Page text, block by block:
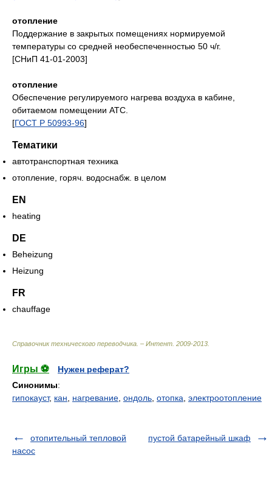
отопление
Поддержание в закрытых помещениях нормируемой
температуры со средней необеспеченностью 50 ч/г.
[СНиП 41-01-2003]
отопление
Обеспечение регулируемого нагрева воздуха в кабине,
обитаемом помещении АТС.
[ГОСТ Р 50993-96]
Тематики
автотранспортная техника
отопление, горяч. водоснабж. в целом
EN
heating
DE
Beheizung
Heizung
FR
chauffage
Справочник технического переводчика. – Интент 2009-2013
Игры ⚽
Нужен реферат?
Синонимы:
гипокауст, кан нагревание ондоль отопка электроотопление
отопительный тепловой
насос
пустой батарейный шкаф